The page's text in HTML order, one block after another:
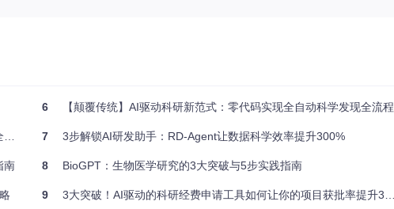
南
6 【颠覆传统】AI驱动科研新范式：零代码实现全自动科学发现全流程
7 3步解锁AI研发助手：RD-Agent让数据科学效率提升300%
8 BioGPT：生物医学研究的3大突破与5步实践指南
9 3大突破！AI驱动的科研经费申请工具如何让你的项目获批率提升30%？